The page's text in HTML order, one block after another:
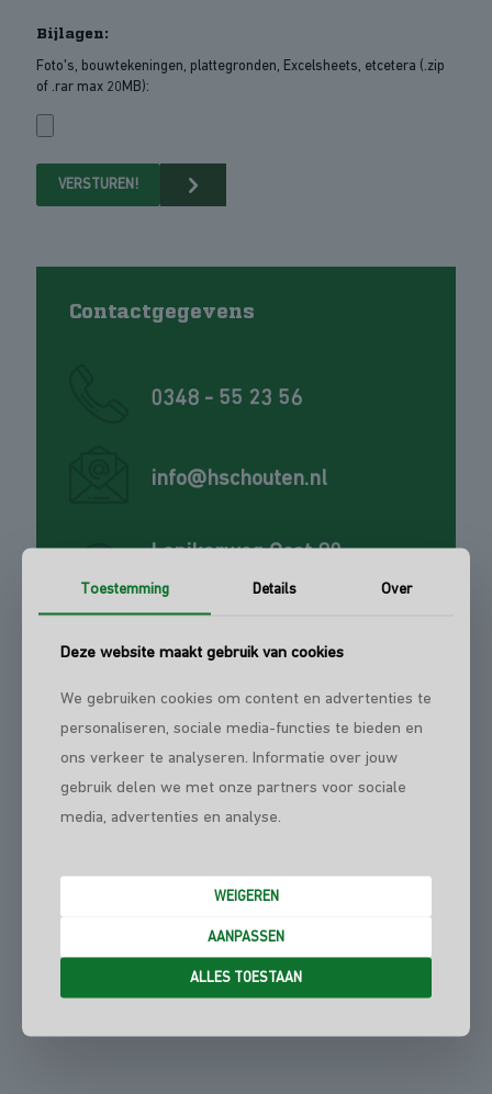
Bijlagen:
Foto's, bouwtekeningen, plattegronden, Excelsheets, etcetera (.zip
of .rar max 20MB):
Contactgegevens
0348 - 55 23 56
info@hschouten.nl
Lopikerweg Oost 80
3411 JH Lopik
KvK: 60946954
Toestemming Details Over
Deze website maakt gebruik van cookies
We gebruiken cookies om content en advertenties te
personaliseren, sociale media-functies te bieden en
ons verkeer te analyseren. Informatie over jouw
gebruik delen we met onze partners voor sociale
media, advertenties en analyse.
WEIGEREN
AANPASSEN
ALLES TOESTAAN